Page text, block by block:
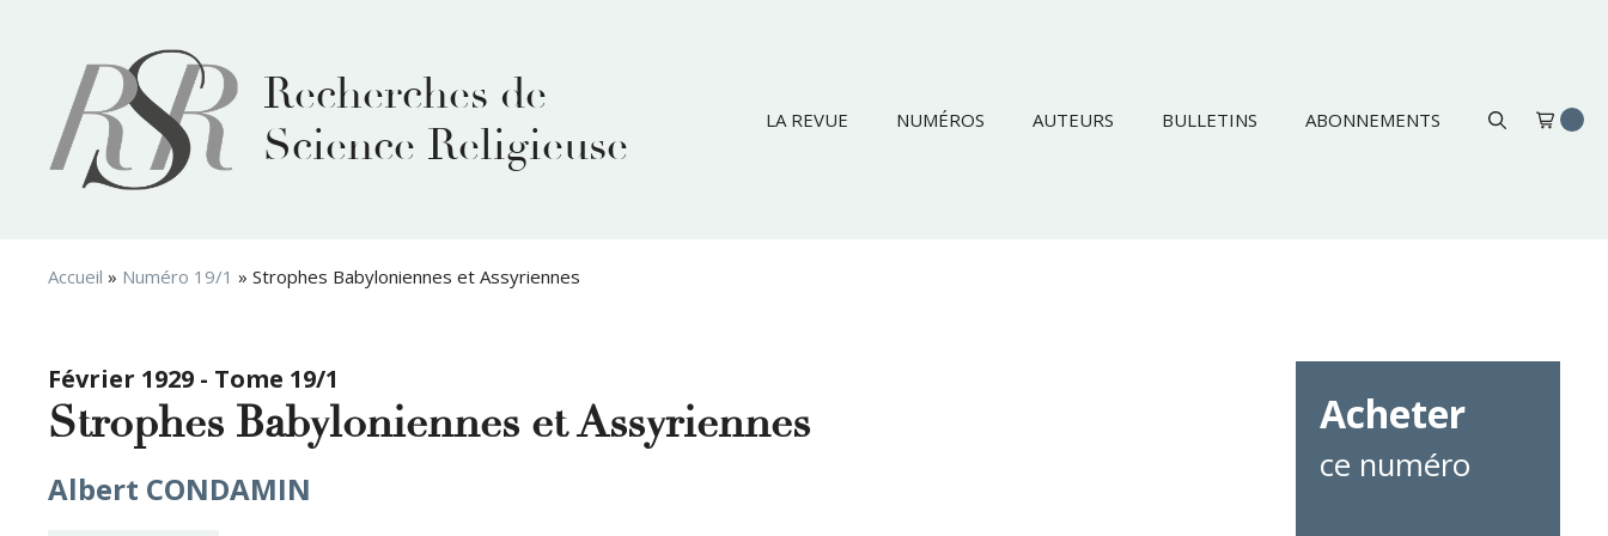
Recherches de
Science Religieuse
LA REVUE NUMÉROS AUTEURS BULLETINS ABONNEMENTS
Accueil » Numéro 19/1 » Strophes Babyloniennes et Assyriennes
Février 1929 - Tome 19/1
Strophes Babyloniennes et Assyriennes
Albert CONDAMIN
Acheter
ce numéro